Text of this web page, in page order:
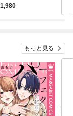
1,980
もっと見る